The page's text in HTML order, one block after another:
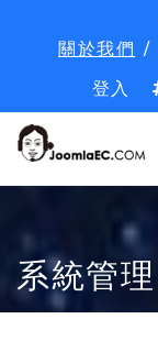
關於我們 /
登入
系統管理